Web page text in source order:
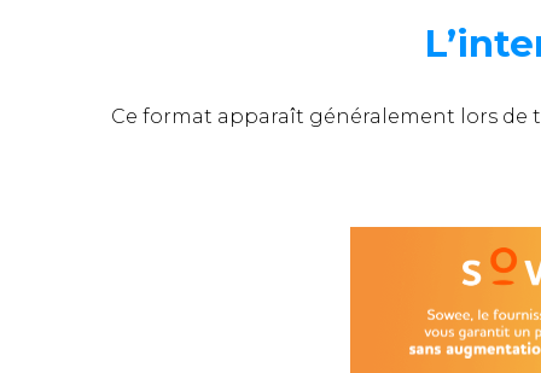
Ce format apparaît généralement lors